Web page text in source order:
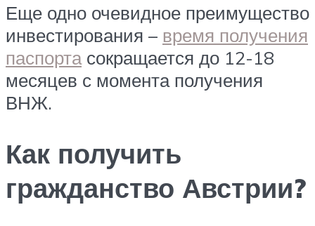
Еще одно очевидное преимущество
инвестирования – время получения
паспортасокращается до 12-18
месяцев с момента получения
ВНЖ.
Как получить
гражданство Австрии?